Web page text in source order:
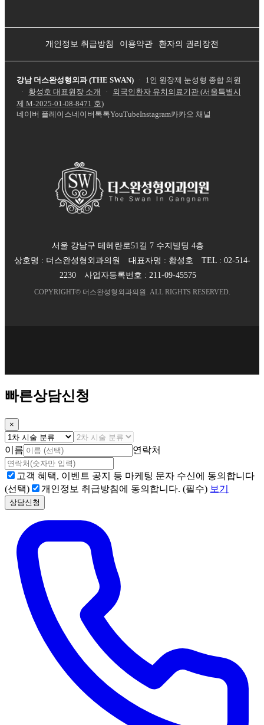
개인정보 취급방침 이용약관 환자의 권리장전
강남 더스완성형외과 (THE SWAN) ·
1인 원장제 눈성형 종합 의원
·
황성호 대표원장 소개 ·
외국인환자 유치의료기관 (서울특별시
제 M-2025-01-08-8471 호)
네이버 플레이스네이버톡톡YouTubeInstagram카카오 채널
서울 강남구 테헤란로51길 7 수지빌딩 4층
상호명 : 더스완성형외과의원 대표자명 : 황성호 TEL : 02-514-
2230
사업자등록번호 : 211-09-45575
COPYRIGHT© 더스완성형외과의원 . ALL RIGHTS RESERVED.
빠른상담신청
×
이름 연락처
고객 혜택, 이벤트 공지 등 마케팅 문자 수신에 동의합니다
(선택)
개인정보 취급방침에 동의합니다. (필수) 보기
상담신청